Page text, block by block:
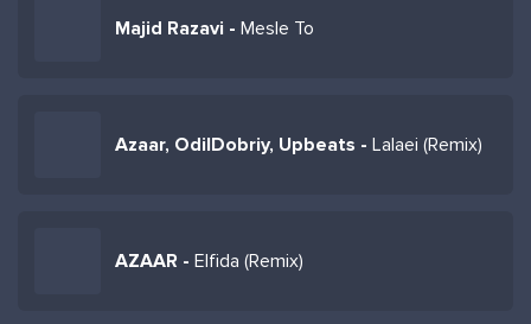
Majid Razavi - Mesle To
Azaar, OdilDobriy, Upbeats - Lalaei (Remix)
AZAAR - Elfida (Remix)